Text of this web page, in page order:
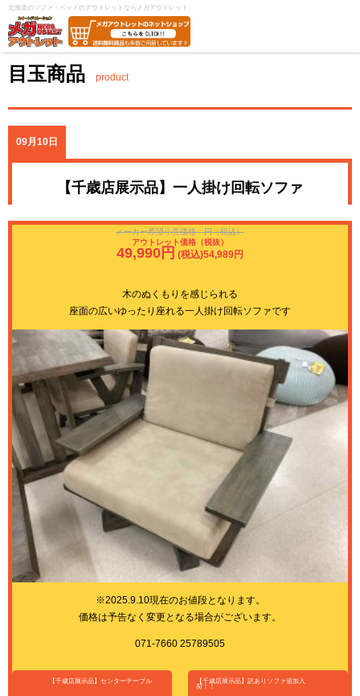
北海道のソファ・ベッドのアウトレットならメガアウトレット
目玉商品 product
09月10日
【千歳店展示品】一人掛け回転ソファ
メーカー希望小売価格 円（税込）
アウトレット価格（税抜）
49,990円 (税込)54,989円
木のぬくもりを感じられる
座面の広いゆったり座れる一人掛け回転ソファです
※2025.9.10現在のお値段となります。
価格は予告なく変更となる場合がございます。
071-7660 25789505
【千歳店展示品】センターテーブル 【千歳店展示品】訳ありソファ追加入
荷！！